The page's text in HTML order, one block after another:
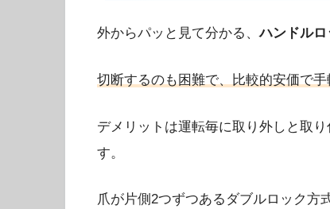
外からパッと見て分かる、ハンドルロ
切断するのも困難で、比較的安価で手
デメリットは運転毎に取り外しと取
す。
爪が片側2つずつあるダブルロック方